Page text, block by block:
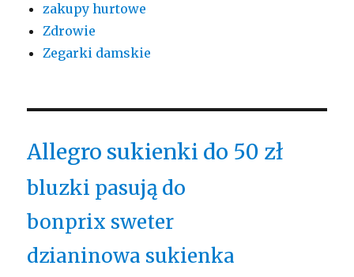
zakupy hurtowe
Zdrowie
Zegarki damskie
Allegro sukienki do 50 zł
bluzki pasują do
bonprix sweter
dzianinowa sukienka